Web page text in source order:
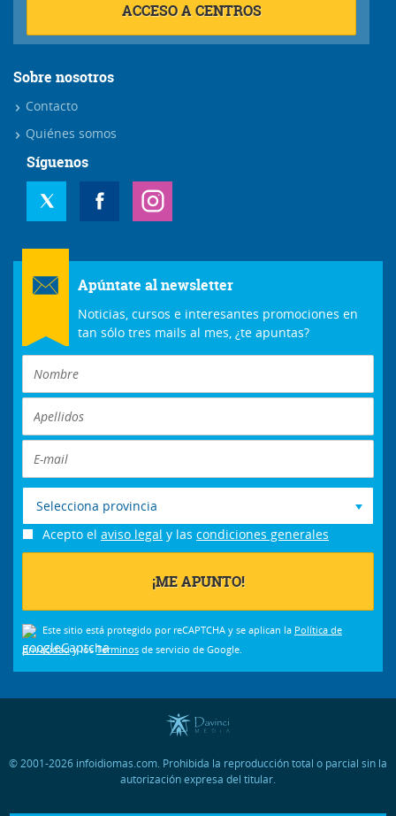
ACCESO A CENTROS
Sobre nosotros
Contacto
Quiénes somos
Síguenos
Apúntate al newsletter
Noticias, cursos e interesantes promociones en
tan sólo tres mails al mes, ¿te apuntas?
Selecciona provincia
Acepto el aviso legal y las condiciones generales
Este sitio está protegido por reCAPTCHA y se aplican la Política de
privacidady losTérminos de servicio de Google.
© 2001-2026 infoidiomas.com. Prohibida la reproducción total o parcial sin la
autorización expresa del titular.